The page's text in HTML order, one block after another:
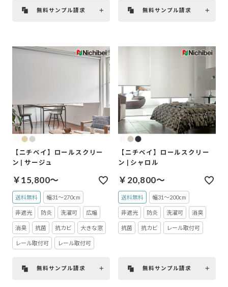
無料サンプル請求 無料サンプル請求
【ニチベイ】ロールスクリー
ン | サージュ
￥15,800～
送料無料 幅31～270cm
非遮光 防炎 洗濯可 広幅
消臭 抗菌 抗カビ 大きな窓
レール取付可 レール取付可
無料サンプル請求
【ニチベイ】ロールスクリー
ン | シャロル
￥20,800～
送料無料 幅31～200cm
非遮光 防炎 洗濯可 消臭
抗菌 抗カビ レール取付可
無料サンプル請求